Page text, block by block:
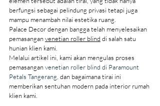
berfungsi sebagai pelindung privasi tetapi juga
mampu menambah nilai estetika ruang.
Palace Decor dengan bangga telah menyelesaikan
pemasangan venetian roller blind di salah satu
hunian klien kami.
Melalui artikel ini, kami akan mengulas proses
pemasangan venetian roller blind di Paramount
Petals Tangerang, dan bagaimana tirai ini
memberikan sentuhan modern pada interior rumah
klien kami.